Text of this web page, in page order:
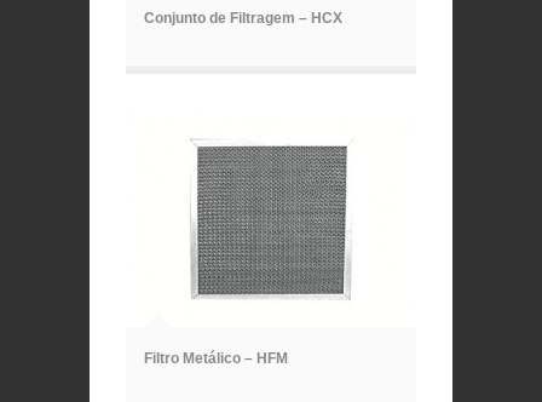
Conjunto de Filtragem – HCX
Filtro Metálico – HFM